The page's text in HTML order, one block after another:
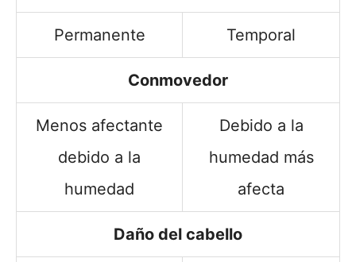
Permanente Temporal
Conmovedor
Menos afectante
debido a la
humedad
Debido a la
humedad más
afecta
Daño del cabello